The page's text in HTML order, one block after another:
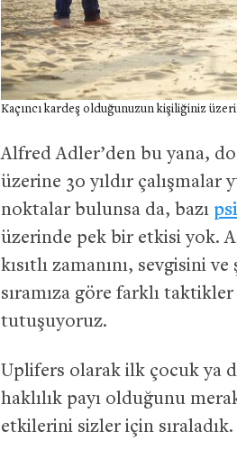
Kaçıncı kardeş olduğunuzun kişiliğiniz
Alfred Adler’den bu yana,
üzerine 30 yıldır
noktalar bulunsa da, bazı
üzerinde pek bir etkisi yok.
kısıtlı zamanını, sevgisini
sıramıza göre farklı
tutuşuyoruz.
Uplifers olarak ilk çocuk ya
haklılık payı olduğunu
etkilerini sizler için sıraladık.